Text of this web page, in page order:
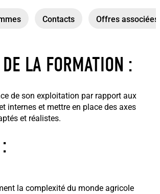
Contacts Offres associées
LA FORMATION :
de son exploitation par rapport aux
internes et mettre en place des axes
et réalistes.
la complexité du monde agricole